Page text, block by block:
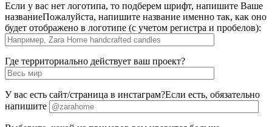
Если у вас нет логотипа, то подберем шрифт, напишите Ваше
названиеПожалуйста, напишите название именно так, как оно
будет отображено в логотипе (с учетом регистра и пробелов):
Где территориально действует ваш проект?
У вас есть сайт/страница в инстаграм?Если есть, обязательно
напишите